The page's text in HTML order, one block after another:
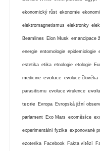
ekonomický růst ekonomie
elektromagnetismus elektronky
Beamlines Elon Musk emancipace
energie entomologie epidemiologie
estetika etika etnologie etologie
medicine evoluce evoluce člověka
parasitismu evoluce virulence
teorie Evropa Evropská jižní
parlament Exo Mars exoměsíce
experimentální fyzika exponované
ezoterika Facebook Fakta vítězí